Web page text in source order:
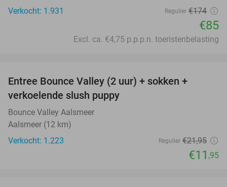
Verkocht: 1.931
Regulier €174
€85
Excl. ca. €4,75 p.p.p.n. toeristenbelasting
Entree Bounce Valley (2 uur) + sokken +
verkoelende slush puppy
Bounce Valley Aalsmeer
Aalsmeer (12 km)
Verkocht: 1.223
Regulier €21,95
€11 ,95